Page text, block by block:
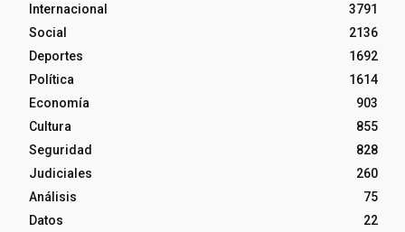
Internacional
3791
Social
2136
Deportes
1692
Política
1614
Economía
903
Cultura
855
Seguridad
828
Judiciales
260
Análisis
75
Datos
22